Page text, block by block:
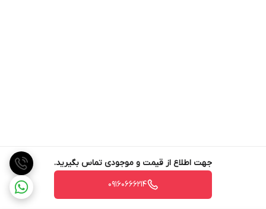
جهت اطلاع از قیمت و موجودی تماس بگیرید.
09160666214